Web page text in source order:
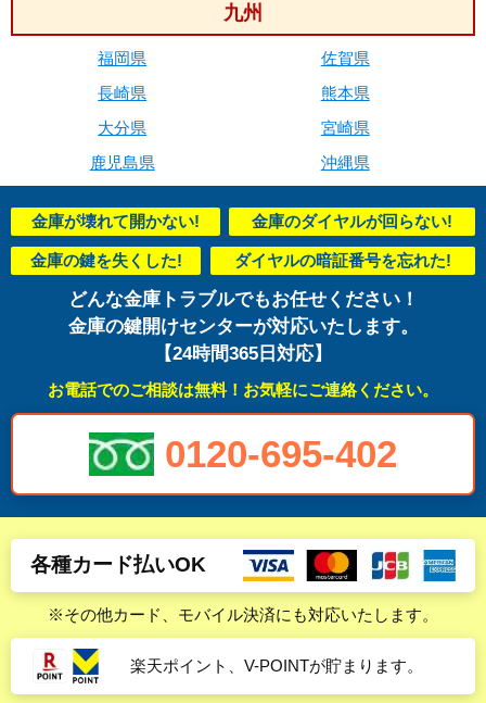
九州
福岡県
佐賀県
長崎県
熊本県
大分県
宮崎県
鹿児島県
沖縄県
金庫が壊れて開かない! 金庫のダイヤルが回らない!
金庫の鍵を失くした! ダイヤルの暗証番号を忘れた!
どんな金庫トラブルでもお任せください！
金庫の鍵開けセンターが対応いたします。
【24時間365日対応】
お電話でのご相談は無料！お気軽にご連絡ください。
0120-695-402
各種カード払いOK
※その他カード、モバイル決済にも対応いたします。
楽天ポイント、V-POINTが貯まります。